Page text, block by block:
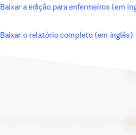
Baixar a edição para enfermeiros (em
Baixar o relatório completo (em inglês)